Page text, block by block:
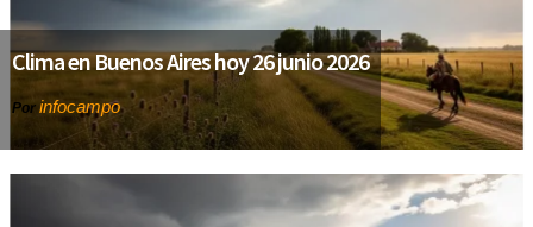
Clima en Buenos Aires hoy 26 junio 2026
Por infocampo